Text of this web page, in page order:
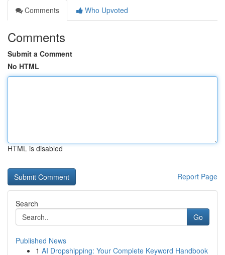
Comments
Who Upvoted
Comments
Submit a Comment
No HTML
HTML is disabled
Report Page
Search
Go
Published News
1 AI Dropshipping: Your Complete Keyword Handbook